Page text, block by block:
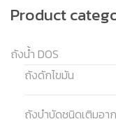
Product
ถังน้ำ DOS
ถังดักไขมัน
ถังบำบัดชนิดเติมอา